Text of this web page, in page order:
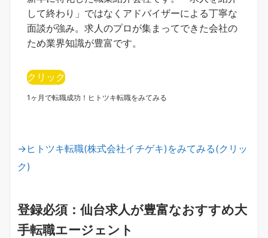
して終わり」ではなくアドバイザーによる丁寧な
面談が強み。求人のプロが集まってできた会社の
ため業界知識が豊富です。
クリック
1ヶ月で転職成功！ヒトツキ転職をみてみる
→ヒトツキ転職(株式会社イチゲキ)をみてみる(クリッ
ク)
登録必須：仙台求人が豊富なおすすめ大
手転職エージェント